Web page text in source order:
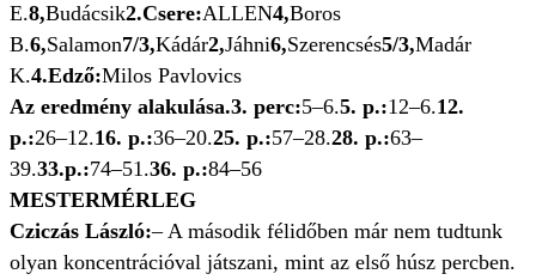
E.8,Budácsik2.Csere:ALLEN4,Boros
B.6,Salamon7/3,Kádár2,Jáhni6,Szerencsés5/3,Madár
K.4.Edző:Milos Pavlovics
Az eredmény alakulása.3. perc:5–6.5. p.:12–6.12.
p.:26–12.16. p.:36–20.25. p.:57–28.28. p.:63–
39.33.p.:74–51.36. p.:84–56
MESTERMÉRLEG
Cziczás László:– A második félidőben már nem tudtunk
olyan koncentrációval játszani, mint az első húsz percben.